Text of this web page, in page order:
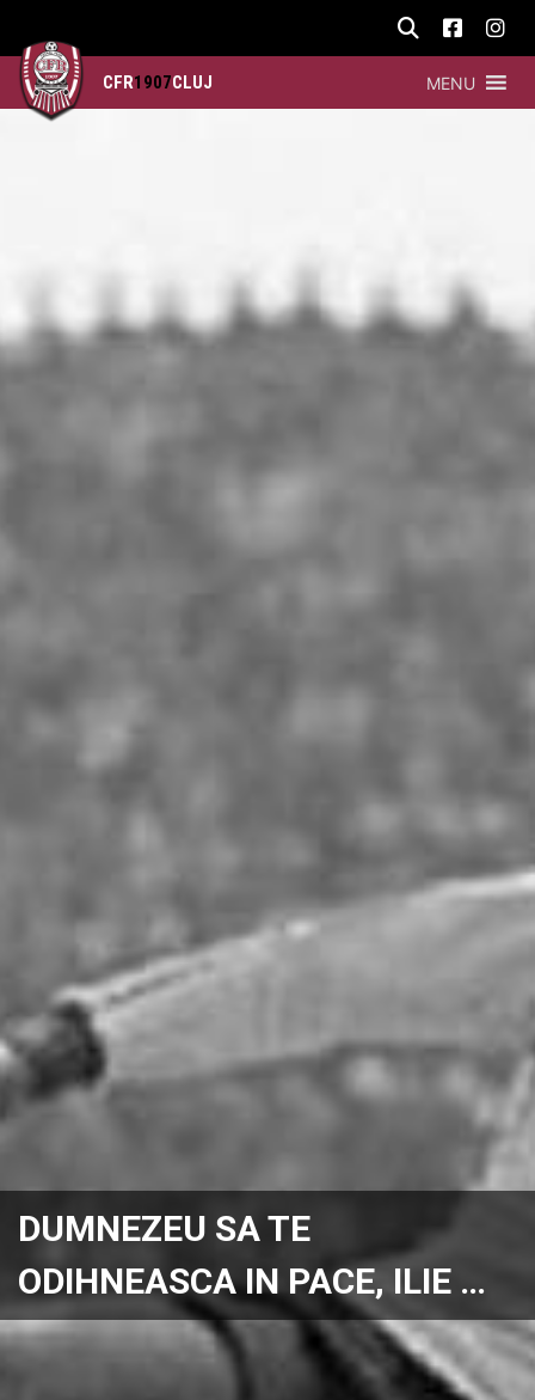
CFR1907CLUJ MENU
DUMNEZEU SA TE
ODIHNEASCA IN PACE, ILIE …